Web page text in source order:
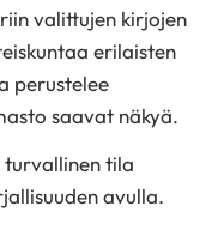
valittujen kirjojen
erilaisten
perustelee
saavat näkyä.
turvallinen tila
avulla.